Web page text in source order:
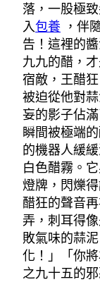
落，一股極
入包養 ，伴
告！這裡的
九九的醋，
宿敵，王醋
被迫從他對
妄的影子佔
瞬間被極端
的機器人緩
白色醋霧。
燈牌，閃爍
醋狂的聲音
弄，刺耳得
敗氣味的蒜
化！」「你
之九十五的